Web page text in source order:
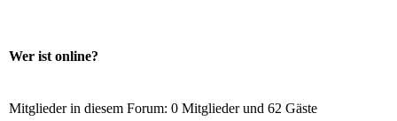
Wer ist online?
Mitglieder in diesem Forum: 0 Mitglieder und 62 Gäste